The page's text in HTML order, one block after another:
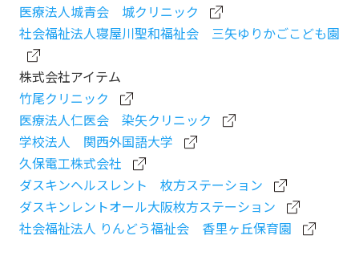
医療法人城青会 城クリニック
社会福祉法人寝屋川聖和福祉会 三矢ゆりかごこども園
株式会社アイテム
竹尾クリニック
医療法人仁医会 染矢クリニック
学校法人 関西外国語大学
久保電工株式会社
ダスキンヘルスレント 枚方ステーション
ダスキンレントオール大阪枚方ステーション
社会福祉法人 りんどう福祉会 香里ヶ丘保育園